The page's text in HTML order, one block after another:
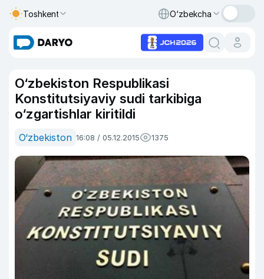
Toshkent O‘zbekcha
O‘zbekiston Respublikasi
Konstitutsiyaviy sudi tarkibiga
o‘zgartishlar kiritildi
O‘zbekiston 16:08 / 05.12.2015 1375